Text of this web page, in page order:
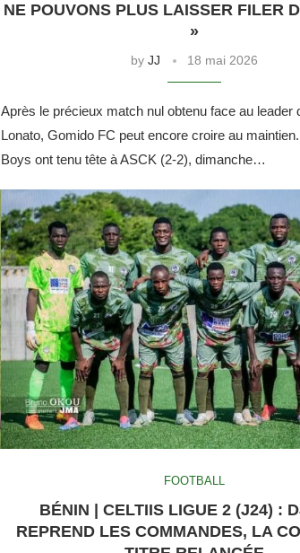
NE POUVONS PLUS LAISSER FILER
»
byJJ 18 mai 2026
Après le précieux match nul obtenu face au leader
Lonato, Gomido FC peut encore croire au
Boys ont tenu tête à ASCK (2-2), dimanche…
FOOTBALL
BÉNIN | CELTIIS LIGUE 2 (J24) :
REPREND LES COMMANDES, LA